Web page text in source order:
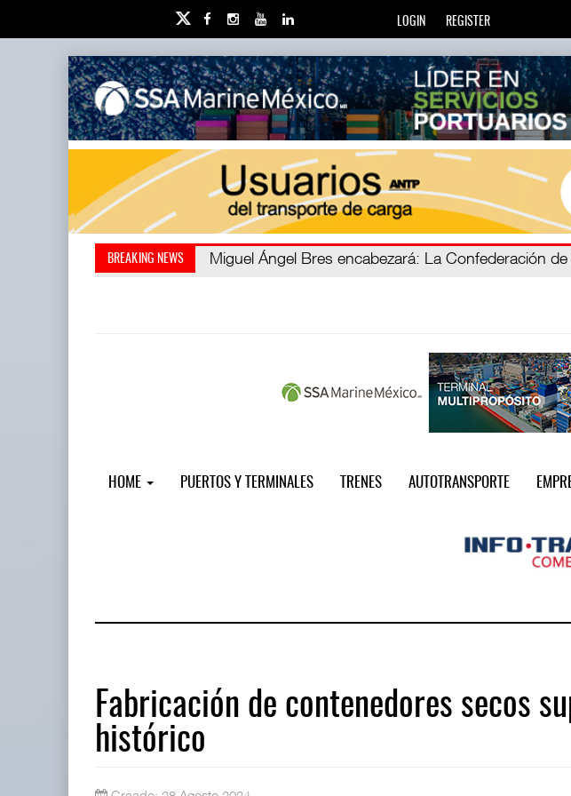
LOGIN REGISTER
BREAKING NEWS Miguel Ángel Bres encabezará
Retos de la educación privada: Más de 20 mil
HOME PUERTOS Y TERMINALES TRENES AUTOTRANSPORTE
Fabricación de contenedores secos
histórico